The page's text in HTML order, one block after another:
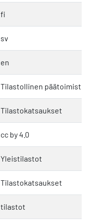
fi
sv
en
Tilastollinen päätoimisto
Tilastokatsaukset
cc by 4.0
Yleistilastot
Tilastokatsaukset
tilastot